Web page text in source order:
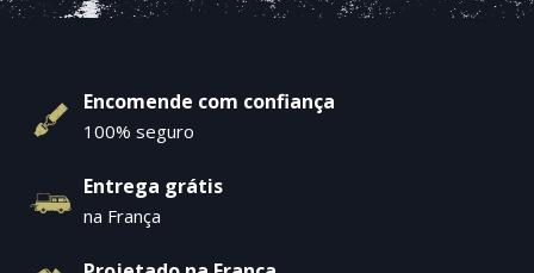
Encomende com confiança
100% seguro
Entrega grátis
na França